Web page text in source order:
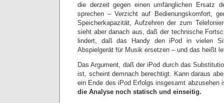
die derzeit gegen einen umfänglichen Ersatz
sprechen – Verzicht auf Bedienungskomfort,
Speicherkapazität, Aufzehren der zum
sieht aber danach aus, daß der technische
lindert, daß das Handy den iPod in vielen
Abspielgerät für Musik ersetzen – und das heißt
Das Argument, daß der iPod durch das
ist, scheint demnach berechtigt. Kann daraus
ein Ende des iPod Erfolgs insgesamt abzusehen
die Analyse noch statisch und einseitig.